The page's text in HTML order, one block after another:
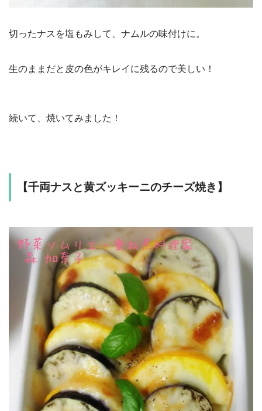
切ったナスを塩もみして、ナムルの味付けに。
生のままだと皮の色がキレイに残るので美しい！
続いて、焼いてみました！
【千両ナスと黄ズッキーニのチーズ焼き】